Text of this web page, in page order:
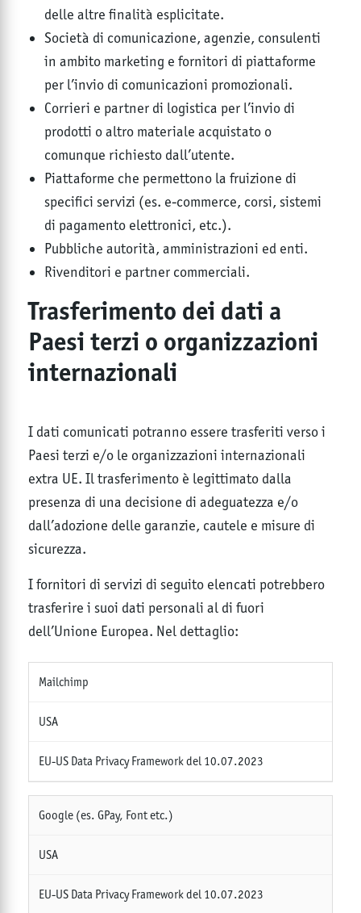
delle altre finalità esplicitate.
Società di comunicazione, agenzie, consulenti
in ambito marketing e fornitori di piattaforme
per l’invio di comunicazioni promozionali.
Corrieri e partner di logistica per l’invio di
prodotti o altro materiale acquistato o
comunque richiesto dall’utente.
Piattaforme che permettono la fruizione di
specifici servizi (es. e-commerce, corsi, sistemi
di pagamento elettronici, etc.).
Pubbliche autorità, amministrazioni ed enti.
Rivenditori e partner commerciali.
Trasferimento dei dati a
Paesi terzi o organizzazioni
internazionali
I dati comunicati potranno essere trasferiti verso i
Paesi terzi e/o le organizzazioni internazionali
extra UE. Il trasferimento è legittimato dalla
presenza di una decisione di adeguatezza e/o
dall’adozione delle garanzie, cautele e misure di
sicurezza.
I fornitori di servizi di seguito elencati potrebbero
trasferire i suoi dati personali al di fuori
dell’Unione Europea. Nel dettaglio:
Mailchimp
USA
EU-US Data Privacy Framework del 10.07.2023
Google (es. GPay, Font etc.)
USA
EU-US Data Privacy Framework del 10.07.2023